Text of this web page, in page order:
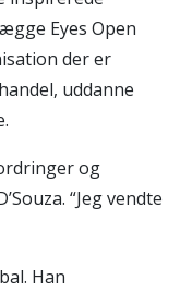
Eyes Open
der er
uddanne
og
“Jeg vendte
Han